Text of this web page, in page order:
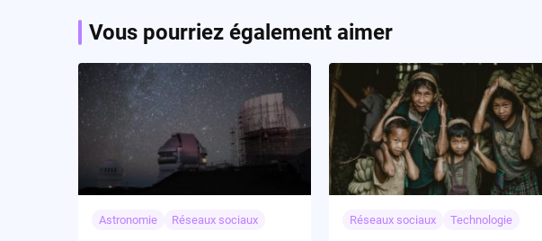
Vous pourriez également aimer
Astronomie Réseaux sociaux Réseaux sociaux Technologie